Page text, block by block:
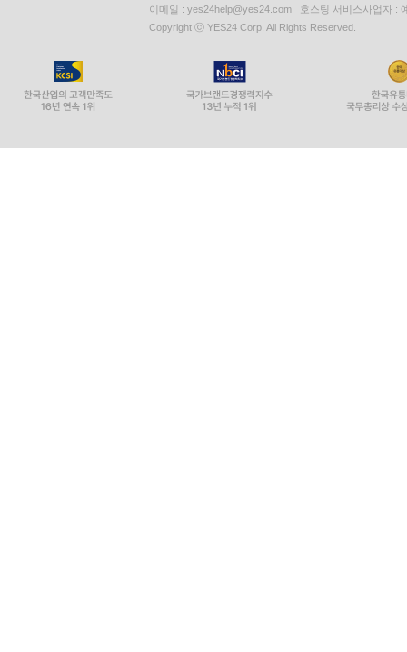
이메일 : yes24help@yes24.com 호스팅 서비스사업자 :
Copyright ⓒ YES24 Corp. All Rights Reserved.